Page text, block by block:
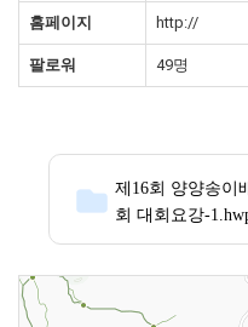
홈페이지 http://
팔로워 49명
제16회 양양송이
회 대회요강-